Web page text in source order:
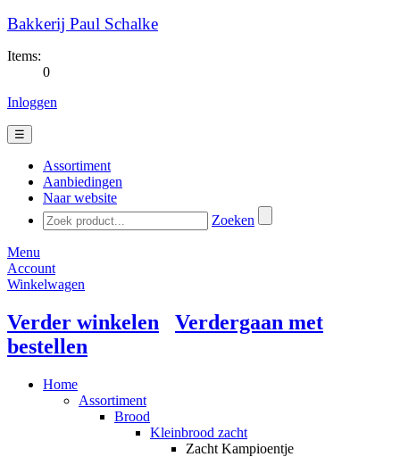
Bakkerij Paul Schalke
Items:
0
Inloggen
☰
Assortiment
Aanbiedingen
Naar website
Zoeken
Menu
Account
Winkelwagen
Verder winkelen
Verdergaan met
bestellen
Home
Assortiment
Brood
Kleinbrood zacht
Zacht Kampioentje